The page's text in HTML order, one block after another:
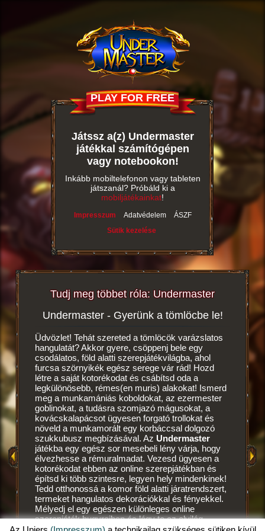
PLAY FOR FREE
Játssz a(z) Undermaster
játékkal számítógépen
vagy notebookon!
Inkább mobiltelefonon vagy tableten
játszanál? Próbáld ki a
mobiljátékainkat!
Impresszum Adatvédelem
ÁSZF
Sütik kezelése
Tudj meg többet róla: Undermaster
Undermaster - Gyerünk a tömlöcbe le!
Üdvözlet! Tehát szereted a tömlöcök varázslatos
hangulatát? Akkor gyere, csöppenj bele egy
csodálatos, föld alatti szerepjátékvilágba, ahol
furcsa szörnyikék egész serege vár rád! Hozd
létre a saját kotorékodat és csábítsd oda a
legkülönösebb, rémes(en muris) alakokat! Ismerd
meg a munkamániás koboldokat, az ezermester
goblinokat, a tudásra szomjazó mágusokat, a
kovácskalapácsot ügyesen forgató trollokat és
növeld a munkamorált egy korbáccsal dolgozó
szukkubusz megbízásával. Az Undermaster
játékba egy egész sor mesebeli lény várja, hogy
élvezhesse a rémuralmadat. Vezesd ügyesen a
kotorékodat ebben az online szerepjátékban és
építsd ki több szintesre, legyen hely mindenkinek!
Tedd otthonossá a komor föld alatti járatrendszert,
termeket hangulatos dekorációkkal és fényekkel.
Mélyedj el egy egészen különleges online
szerepjáték bugyraiban és légy te az alvilág
mestere, egy igazi undermaster! Szeretnéd tudni,
Ez egy
egész
neked,
első
a
amatőr